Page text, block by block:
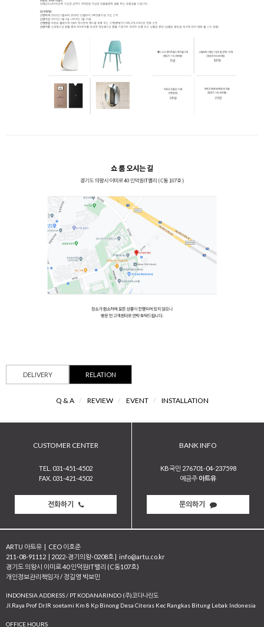
DELIVERY RELATION
Q & A / REVIEW / EVENT / INSTALLATION
CUSTOMER CENTER
TEL. 031-451-4502
FAX. 031-421-4502
전화하기
BANK INFO
KB국민 276701-04-237598
예금주 아트유
문의하기
ARTU 아트유
CEO 이호준
211-08-91112
2022-경기의왕-0208호
info@artu.co.kr
경기도 의왕시 이미로 40 인덕원IT밸리 (C동107호)
개인정보관리책임자 / 정길영 박보민
INDONESIA ADDRESS / PT KODANARINDO (주)코다나린도
JI.Raya Prof Dr.IR soetami Km 8 Kp Binong Desa Citeras Kec Rangkas Bitung Lebak Indonesia
OFFICE HOURS